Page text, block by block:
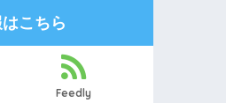
こちら
Feedly